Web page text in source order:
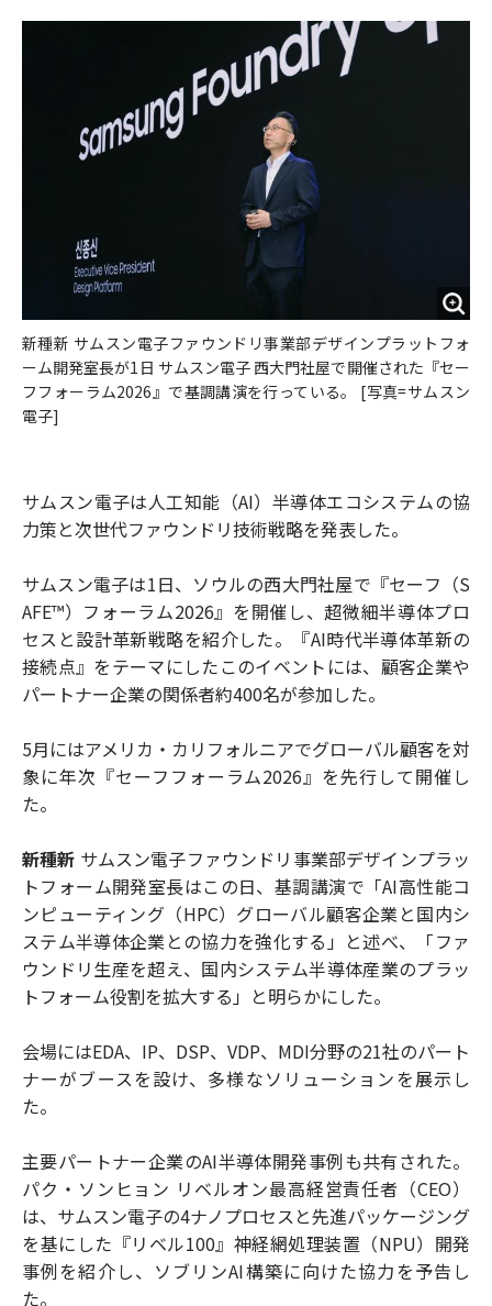
新種新 サムスン電子ファウンドリ事業部デザインプラットフォ
ーム開発室長が1日 サムスン電子 西大門社屋で開催された『セー
フフォーラム2026』で基調講演を行っている。 [写真=サムスン
電子]
サムスン電子は人工知能（AI）半導体エコシステムの協
力策と次世代ファウンドリ技術戦略を発表した。
サムスン電子は1日、ソウルの西大門社屋で『セーフ（S
AFE™）フォーラム2026』を開催し、超微細半導体プロ
セスと設計革新戦略を紹介した。『AI時代半導体革新の
接続点』をテーマにしたこのイベントには、顧客企業や
パートナー企業の関係者約400名が参加した。
5月にはアメリカ・カリフォルニアでグローバル顧客を対
象に年次『セーフフォーラム2026』を先行して開催し
た。
新種新 サムスン電子ファウンドリ事業部デザインプラッ
トフォーム開発室長はこの日、基調講演で「AI高性能コ
ンピューティング（HPC）グローバル顧客企業と国内シ
ステム半導体企業との協力を強化する」と述べ、「ファ
ウンドリ生産を超え、国内システム半導体産業のプラッ
トフォーム役割を拡大する」と明らかにした。
会場にはEDA、IP、DSP、VDP、MDI分野の21社のパート
ナーがブースを設け、多様なソリューションを展示し
た。
主要パートナー企業のAI半導体開発事例も共有された。
パク・ソンヒョン リベルオン最高経営責任者（CEO）
は、サムスン電子の4ナノプロセスと先進パッケージング
を基にした『リベル100』神経網処理装置（NPU）開発
事例を紹介し、ソブリンAI構築に向けた協力を予告し
た。